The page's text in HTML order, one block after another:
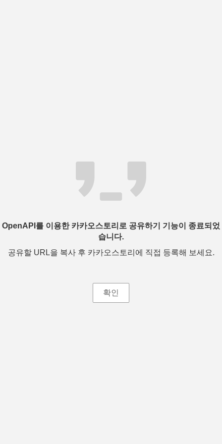
OpenAPI를 이용한 카카오스토리로 공유하기 기능이 종료되었
습니다.
공유할 URL을 복사 후 카카오스토리에 직접 등록해 보세요.
확인